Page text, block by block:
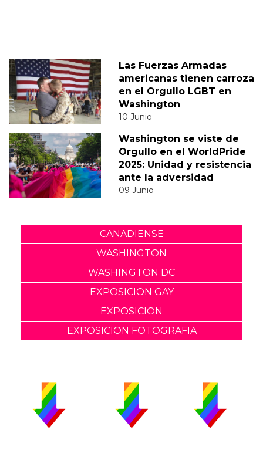
Las Fuerzas Armadas
americanas tienen carroza
en el Orgullo LGBT en
Washington
10 Junio
Washington se viste de
Orgullo en el WorldPride
2025: Unidad y resistencia
ante la adversidad
09 Junio
CANADIENSE
WASHINGTON
WASHINGTON DC
EXPOSICION GAY
EXPOSICION
EXPOSICION FOTOGRAFIA